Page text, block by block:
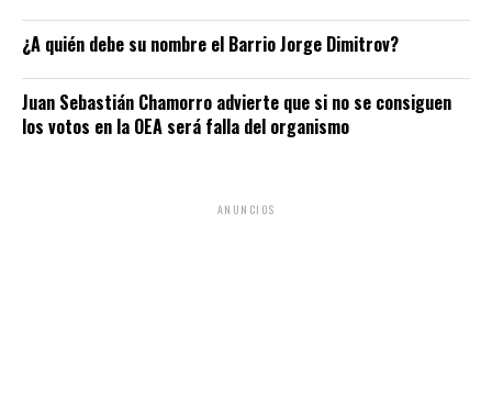
¿A quién debe su nombre el Barrio Jorge Dimitrov?
Juan Sebastián Chamorro advierte que si no se consiguen
los votos en la OEA será falla del organismo
ANUNCIOS